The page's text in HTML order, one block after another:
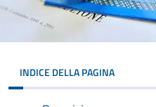
INDICE DELLA PAGINA